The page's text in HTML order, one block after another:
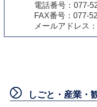
電話番号：077-
FAX番号：077-
メールアドレス：
しごと・産業・